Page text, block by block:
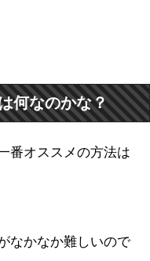
何なのかな？
番オススメの方法は
なかなか難しいので